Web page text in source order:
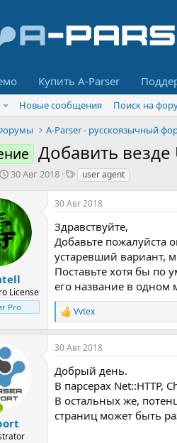
Купить A-Parser
Новые сообщения
Поиск на
A-Parser - русскоязычный
Добавить
Д
т
а
н
а
ч
а
л
а
30 Авг 2018
Т
г
и
user agent
License
Pro
30 Авг 2018
Здравствуйте,
Добавьте пожалуйста
устаревший вариант,
Поставьте хотя бы по
его название в одном
Р
е
а
к
и
и
:
Vvtex
30 Авг 2018
Добрый день.
В парсерах Net::HTTP,
В остальных же,
страниц может быть